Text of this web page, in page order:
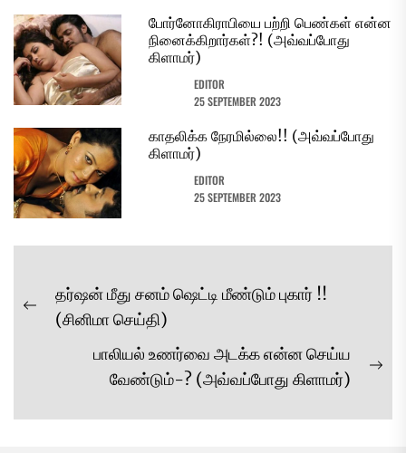
போர்னோகிராபியை பற்றி பெண்கள் என்ன
நினைக்கிறார்கள்?! (அவ்வப்போது
கிளாமர்)
EDITOR
25 SEPTEMBER 2023
காதலிக்க நேரமில்லை!! (அவ்வப்போது
கிளாமர்)
EDITOR
25 SEPTEMBER 2023
Post
navigation
Previous
தர்ஷன் மீது சனம் ஷெட்டி மீண்டும் புகார் !!
(சினிமா செய்தி)
பாலியல் உணர்வை அடக்க என்ன செய்ய
வேண்டும்-? (அவ்வப்போது கிளாமர்)